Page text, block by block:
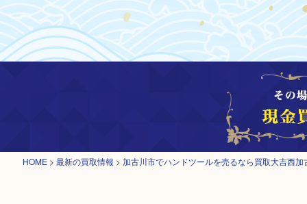
HOME > 最新の買取情報 > 加古川市でハンドツールを売るなら買取大吉西加